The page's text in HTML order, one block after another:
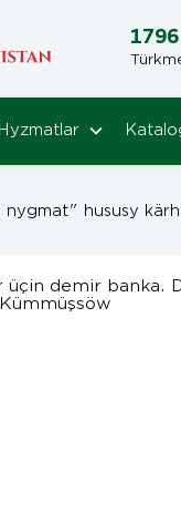
1796
Hyzmatlar
hususy